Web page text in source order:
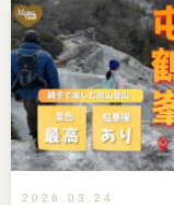
2026.03.24